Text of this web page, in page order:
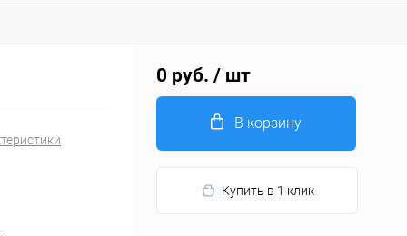
0 руб. / шт
В корзину
Купить в 1 клик